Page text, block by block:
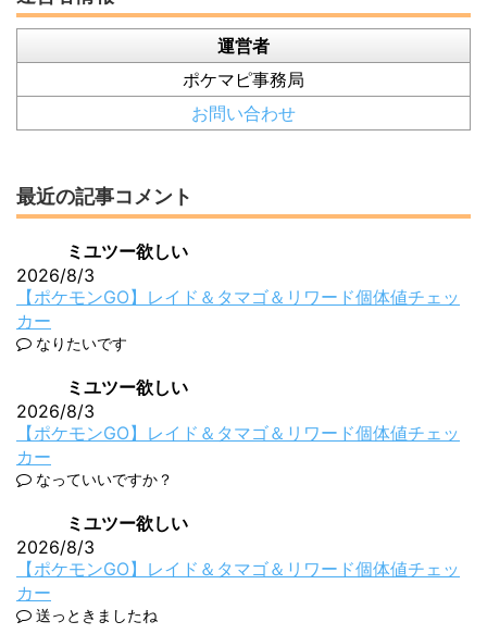
運営者
ポケマピ事務局
お問い合わせ
最近の記事コメント
ミユツー欲しい
2026/8/3
【ポケモンGO】レイド＆タマゴ＆リワード個体値チェッ
カー
なりたいです
ミユツー欲しい
2026/8/3
【ポケモンGO】レイド＆タマゴ＆リワード個体値チェッ
カー
なっていいですか？
ミユツー欲しい
2026/8/3
【ポケモンGO】レイド＆タマゴ＆リワード個体値チェッ
カー
送っときましたね